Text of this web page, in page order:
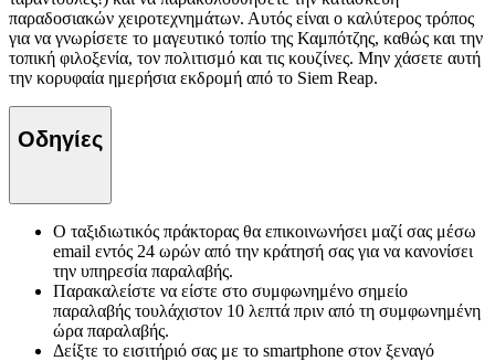
παραδοσιακών χειροτεχνημάτων. Αυτός είναι ο καλύτερος τρόπος
για να γνωρίσετε το μαγευτικό τοπίο της Καμπότζης, καθώς και την
τοπική φιλοξενία, τον πολιτισμό και τις κουζίνες. Μην χάσετε αυτή
την κορυφαία ημερήσια εκδρομή από το Siem Reap.
Οδηγίες
Ο ταξιδιωτικός πράκτορας θα επικοινωνήσει μαζί σας μέσω
email εντός 24 ωρών από την κράτησή σας για να κανονίσει
την υπηρεσία παραλαβής.
Παρακαλείστε να είστε στο συμφωνημένο σημείο
παραλαβής τουλάχιστον 10 λεπτά πριν από τη συμφωνημένη
ώρα παραλαβής.
Δείξτε το εισιτήριό σας με το smartphone στον ξεναγό